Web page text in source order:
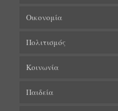
Οικονομία
Πολιτισμός
Κοινωνία
Παιδεία